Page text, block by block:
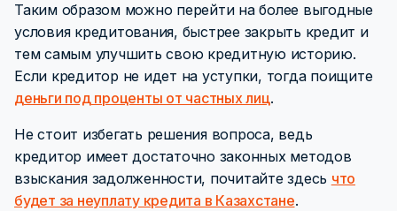
Таким образом можно перейти на более выгодные
условия кредитования, быстрее закрыть кредит и
тем самым улучшить свою кредитную историю.
Если кредитор не идет на уступки, тогда поищите
деньги под проценты от частных лиц.
Не стоит избегать решения вопроса, ведь
кредитор имеет достаточно законных методов
взыскания задолженности, почитайте здесь что
будет за неуплату кредита в Казахстане.